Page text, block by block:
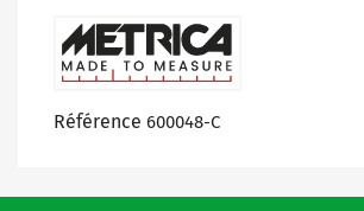
Référence 600048-C